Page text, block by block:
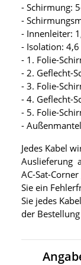
- Schirmung:
-
- Innenleiter:
- Isolation: 4,6
- 1. Folie-
- 2. Geflecht-
- 3. Folie-
- 4. Geflecht-
- 5. Folie-
-
Jedes Kabel
Auslieferung
AC-Sat-
Sie ein
Sie jedes
der